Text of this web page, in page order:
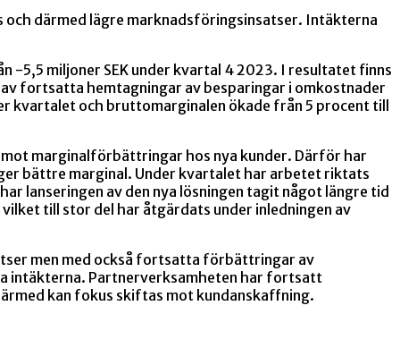
därmed lägre marknadsföringsinsatser. Intäkterna
-5,5 miljoner SEK under kvartal 4 2023. I resultatet finns
fortsatta hemtagningar av besparingar i omkostnader
kvartalet och bruttomarginalen ökade från 5 procent till
marginalförbättringar hos nya kunder. Därför har
bättre marginal. Under kvartalet har arbetet riktats
lanseringen av den nya lösningen tagit något längre tid
till stor del har åtgärdats under inledningen av
men med också fortsatta förbättringar av
intäkterna. Partnerverksamheten har fortsatt
kan fokus skiftas mot kundanskaffning.